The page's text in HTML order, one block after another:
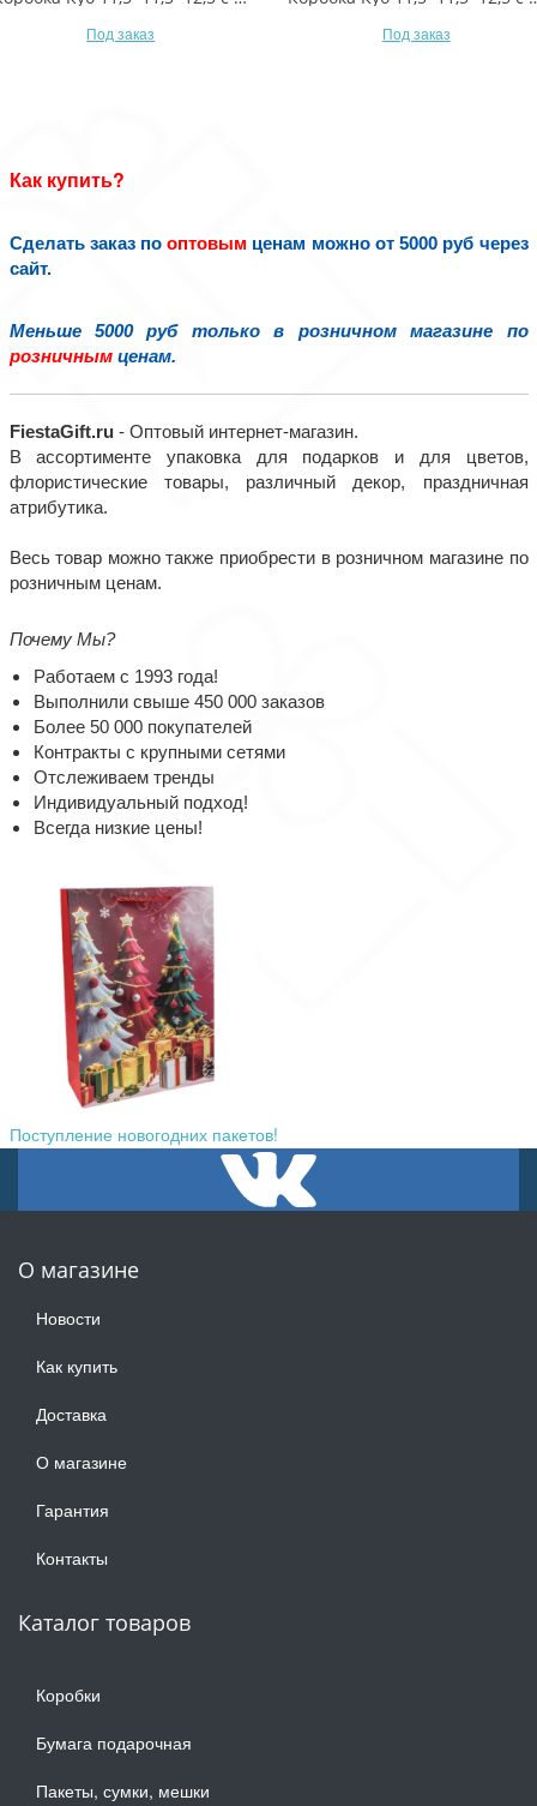
Под заказ Под заказ
Как купить?
Сделать заказ пооптовым ценам можно от 5000 руб через
сайт.
Меньше 5000 руб только в розничном магазине по
розничнымценам.
FiestaGift.ru - Оптовый интернет-магазин.
В ассортименте упаковка для подарков и для цветов,
флористические товары, различный декор, праздничная
атрибутика.
Весь товар можно также приобрести в розничном магазине по
розничным ценам.
Почему Мы?
Работаем с 1993 года!
Выполнили свыше 450 000 заказов
Более 50 000 покупателей
Контракты с крупными сетями
Отслеживаем тренды
Индивидуальный подход!
Всегда низкие цены!
Поступление новогодних пакетов!
О магазине
Новости
Как купить
Доставка
О магазине
Гарантия
Контакты
Каталог товаров
Коробки
Бумага подарочная
Пакеты, сумки, мешки